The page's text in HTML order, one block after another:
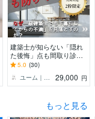
建築士が知らない「隠れ
た後悔」点も間取り診断
します 施主が言えなかっ
目のプロが動画解説
5.0 (30)
29,000 円
もっと見る